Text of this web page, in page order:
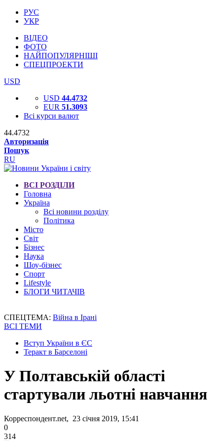
РУС
УКР
ВІДЕО
ФОТО
НАЙПОПУЛЯРНІШІ
СПЕЦПРОЕКТИ
USD
USD 44.4732
EUR 51.3093
Всі курси валют
44.4732
Авторизація
Пошук
RU
ВСІ РОЗДІЛИ
Головна
Україна
Всі новини розділу
Політика
Місто
Світ
Бізнес
Наука
Шоу-бізнес
Спорт
Lifestyle
БЛОГИ ЧИТАЧІВ
СПЕЦТЕМА: Війна в Ірані
ВСІ ТЕМИ
Вступ України в ЄС
Теракт в Барселоні
У Полтавській області
стартували льотні навчання
Корреспондент.net, 23 січня 2019, 15:41
0
314